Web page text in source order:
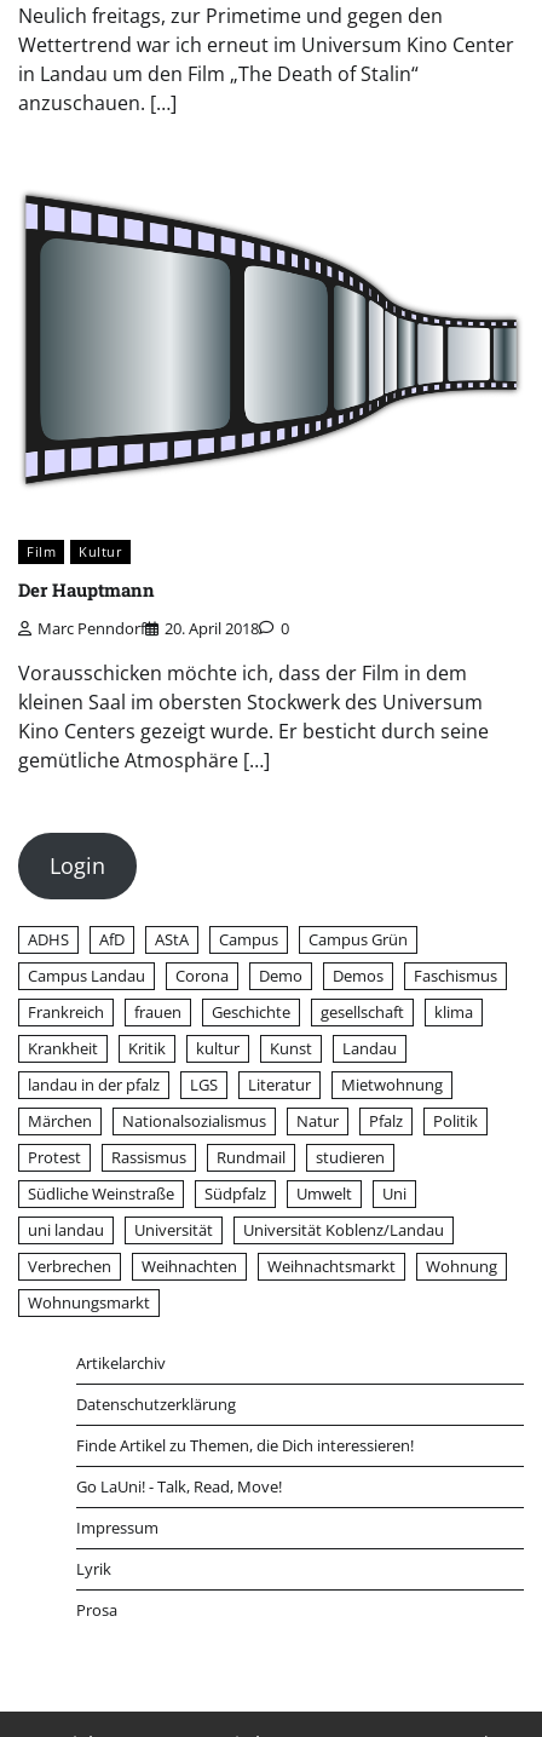
Neulich freitags, zur Primetime und gegen den
Wettertrend war ich erneut im Universum Kino Center
in Landau um den Film „The Death of Stalin“
anzuschauen. […]
Film Kultur
Der Hauptmann
Marc Penndorf 20. April 2018 0
Vorausschicken möchte ich, dass der Film in dem
kleinen Saal im obersten Stockwerk des Universum
Kino Centers gezeigt wurde. Er besticht durch seine
gemütliche Atmosphäre […]
Login
ADHS AfD AStA Campus
Campus Grün
Campus Landau
Corona Demo Demos
Faschismus
Frankreich
frauen Geschichte gesellschaft
klima
Krankheit
Kritik kultur Kunst
Landau
landau in der pfalz
LGS Literatur
Mietwohnung
Märchen
Nationalsozialismus Natur Pfalz
Politik
Protest
Rassismus Rundmail
studieren
Südliche Weinstraße
Südpfalz Umwelt
Uni
uni landau
Universität
Universität Koblenz/Landau
Verbrechen
Weihnachten Weihnachtsmarkt
Wohnung
Wohnungsmarkt
Artikelarchiv
Datenschutzerklärung
Finde Artikel zu Themen, die Dich interessieren!
Go LaUni! - Talk, Read, Move!
Impressum
Lyrik
Prosa